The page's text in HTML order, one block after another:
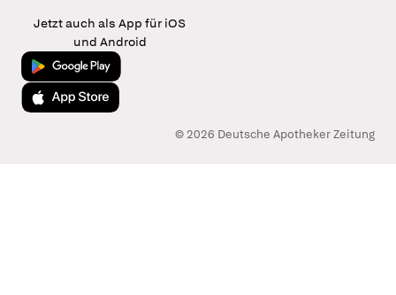
Jetzt auch als App für iOS
und Android
Jetzt bei Google Play
Laden im App Store
© 2026 Deutsche Apotheker Zeitung